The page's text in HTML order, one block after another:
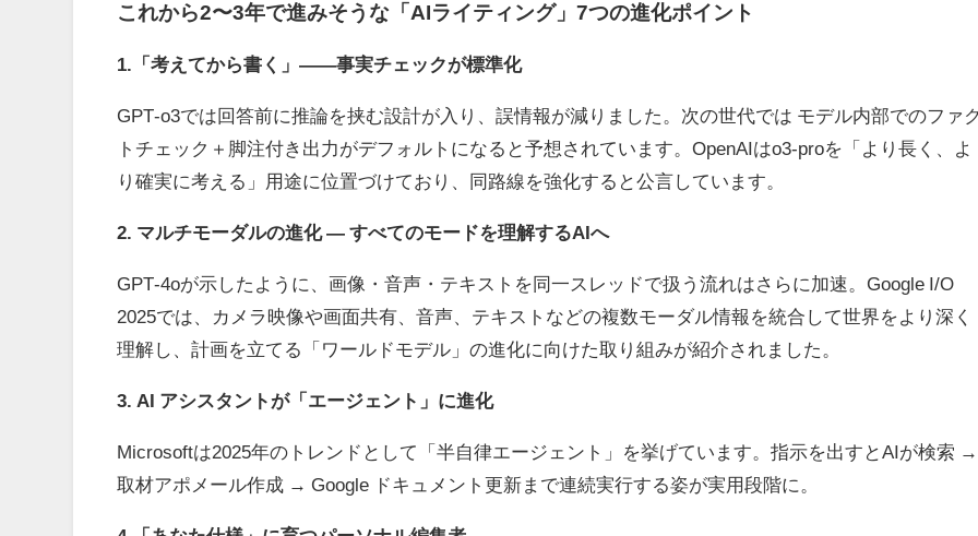
これから2〜3年で進みそうな「 AIライティング」7つの進化ポイント
1. 「考えてから書く」――事実チェックが標準化
GPT‑o3では回答前に推論を挟む設計が入り、誤情報が減りました。次の世代では モデル内部でのファ
トチェック＋脚注付き出力がデフォルトになると予想されています。OpenAI はo3‑proを「より長く、よ
り確実に考える」用途に位置づけており、同路線を強化すると公言しています。
2. マルチモーダルの進化 ― すべてのモードを理解するAIへ
GPT‑4oが示したように、画像・音声・テキストを同一スレッドで扱う流れはさらに加速。 Google I/O
2025では、カメラ映像や画面共有、音声、テキストなどの複数モーダル情報を統合して世界をより深く
理解し、計画を立てる「ワールドモデル」の進化に向けた取り組みが紹介されました。
3. AI アシスタントが「エージェント」に進化
Microsoftは2025年のトレンドとして「半自律エージェント」を挙げています。指示を出すとAI が検索 →
取材アポメール作成 → Google ドキュメント更新まで連続実行する姿が実用段階に。